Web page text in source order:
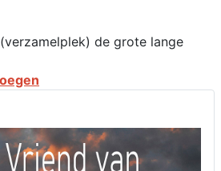
de grote lange